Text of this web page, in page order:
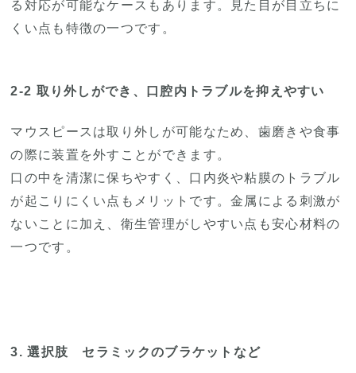
る対応が可能なケースもあります。見た目が目立ちに
くい点も特徴の一つです。
2-2 取り外しができ、口腔内トラブルを抑えやすい
マウスピースは取り外しが可能なため、歯磨きや食事
の際に装置を外すことができます。
口の中を清潔に保ちやすく、口内炎や粘膜のトラブル
が起こりにくい点もメリットです。金属による刺激が
ないことに加え、衛生管理がしやすい点も安心材料の
一つです。
3. 選択肢 セラミックのブラケットなど